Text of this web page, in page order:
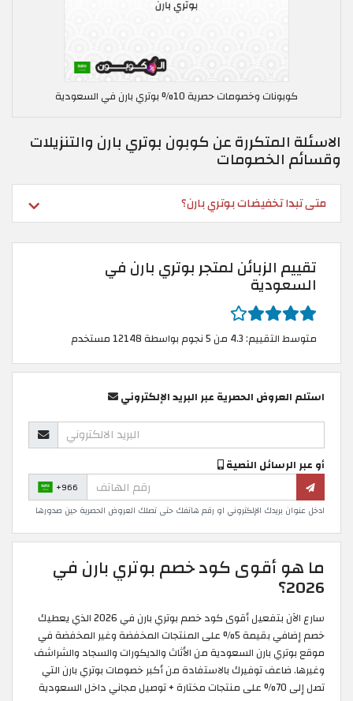
كوبونات وخصومات حصرية 10% بوتري بارن في السعودية
الاسئلة المتكررة عن كوبون بوتري بارن والتنزيلات
وقسائم الخصومات
متى تبدا تخفيضات بوتري بارن؟
تقييم الزبائن لمتجر بوتري بارن في
السعودية
متوسط التقييم: 4.3 من 5 نجوم بواسطة 12148 مستخدم
استلم العروض الحصرية عبر البريد الإلكتروني
أو عبر الرسائل النصية
+966
ادخل عنوان بريدك الإلكتروني او رقم هاتفك حتى تصلك العروض الحصرية حين صدورها
ما هو أقوى كود خصم بوتري بارن في
2026؟
سارع الآن بتفعيل أقوى كود خصم بوتري بارن في 2026 الذي يعطيك
خصم إضافي بقيمة 5% على المنتجات المخفضة وغير المخفضة في
موقع بوتري بارن السعودية من الأثاث والديكورات والسجاد والشراشف
وغيرها. ضاعف توفيرك بالاستفادة من أكبر خصومات بوتري بارن التي
تصل إلى 70% على منتجات مختارة + توصيل مجاني داخل السعودية